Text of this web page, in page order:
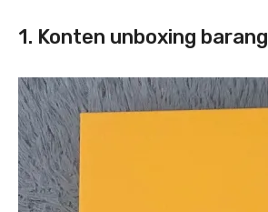
1. Konten unboxing barang